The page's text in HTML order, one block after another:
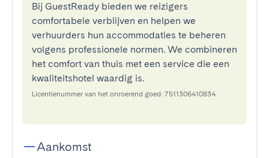
Bij GuestReady bieden we reizigers
comfortabele verblijven en helpen we
verhuurders hun accommodaties te beheren
volgens professionele normen. We combineren
het comfort van thuis met een service die een
kwaliteitshotel waardig is.
Licentienummer van het onroerend goed: 7511306410834
Aankomst